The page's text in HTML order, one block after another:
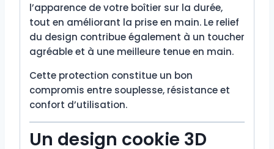
l’apparence de votre boîtier sur la durée,
tout en améliorant la prise en main. Le relief
du design contribue également à un toucher
agréable et à une meilleure tenue en main.
Cette protection constitue un bon
compromis entre souplesse, résistance et
confort d’utilisation.
Un design cookie 3D